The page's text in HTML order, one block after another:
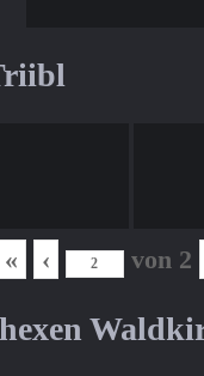
« ‹ von 2